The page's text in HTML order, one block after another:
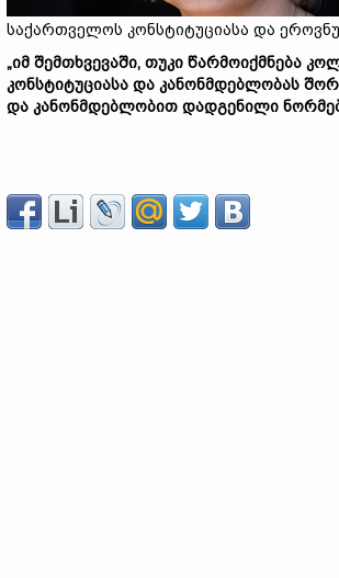
საქართველოს კონსტიტუციასა და
„იმ შემთხვევაში, თუკი წარმოიქმნება
კონსტიტუციასა და კანონმდებლობას
და კანონმდებლობით დადგენილი